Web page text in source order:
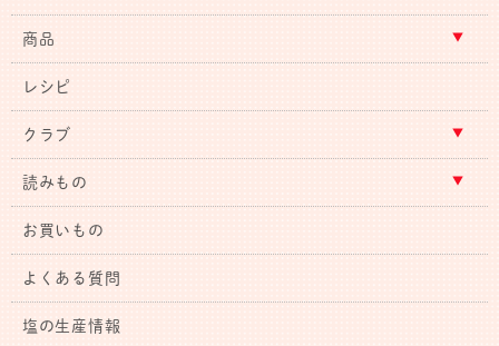
商品
レシピ
クラブ
読みもの
お買いもの
よくある質問
塩の生産情報